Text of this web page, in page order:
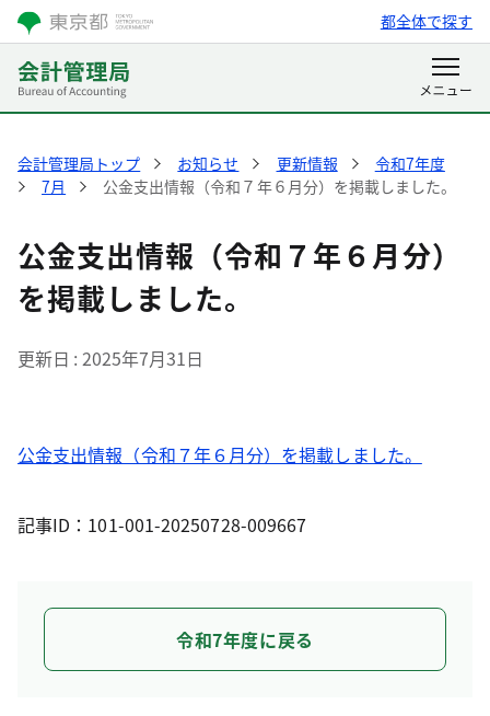
都全体で探す
会計管理局トップ お知らせ 更新情報
令和7年度
7月
公金支出情報（令和７年６月分）を掲載しました。
公金支出情報（令和７年６月分）
を掲載しました。
更新日 2025年7月31日
公金支出情報（令和７年６月分）を掲載しました。
記事ID：101-001-20250728-009667
令和7年度に戻る